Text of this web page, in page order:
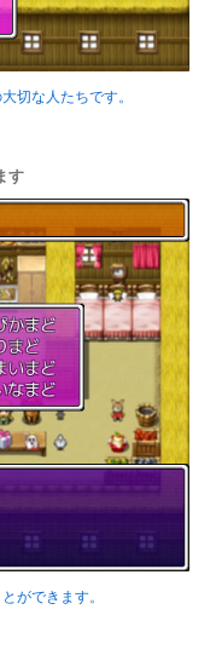
切な人たちです。
す
ができます。